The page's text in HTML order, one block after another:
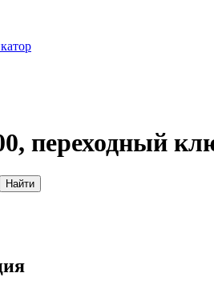
переходный
Найти